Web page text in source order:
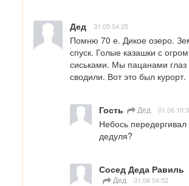
Дед 31.05 04:25
Помню 70 е. Дикое озеро.
спуск. Голые казашки с
сиськами. Мы пацанами глаз
сводили. Вот это был курорт.
Гость Дед 01.06
Небось передергивал
дедуля?
Сосед Деда Равиль
Дед 01.06 04:52